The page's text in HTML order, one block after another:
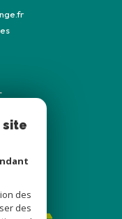
site
des
des